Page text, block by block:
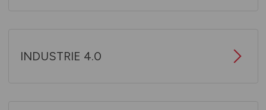
INDUSTRIE 4.0